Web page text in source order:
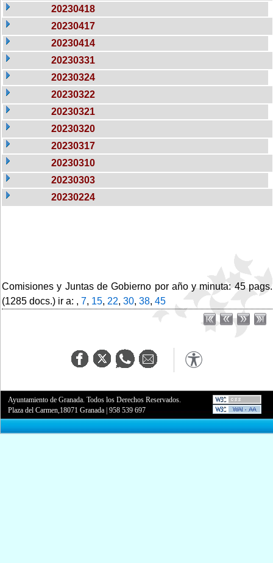
20230418
20230417
20230414
20230331
20230324
20230322
20230321
20230320
20230317
20230310
20230303
20230224
Comisiones y Juntas de Gobierno por año y minuta: 45 pags.
(1285 docs.) ir a: , 7, 15, 22, 30, 38, 45
Ayuntamiento de Granada. Todos los Derechos Reservados.
Plaza del Carmen,18071 Granada |958 539 697